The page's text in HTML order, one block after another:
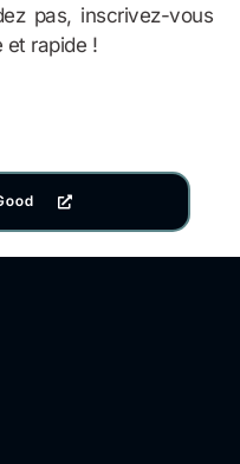
pas, inscrivez-vous
et rapide !